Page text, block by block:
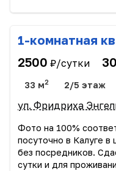
1-комнатная
2500 ₽/сутки
33 м2 2/5 этаж
ул. Фридриха
Фото на 100%
посуточно в Калуге в
без посредников.
сутки и для